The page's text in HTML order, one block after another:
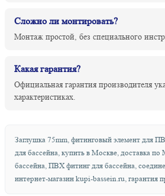
Сложно ли монтировать?
Монтаж простой, без специального
Какая гарантия?
Официальная гарантия производителя
характеристиках.
Заглушка 75mm, фитинговый элемент для
для бассейна, купить в Москве, доставка
бассейна, ПВХ фитинг для бассейна,
интернет-магазин kupi-bassein.ru, гарантия